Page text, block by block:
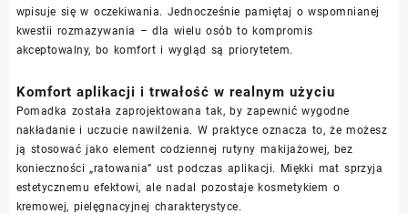
wpisuje się w oczekiwania. Jednocześnie pamiętaj o wspomnianej
kwestii rozmazywania – dla wielu osób to kompromis
akceptowalny, bo komfort i wygląd są priorytetem.
Komfort aplikacji i trwałość w realnym użyciu
Pomadka została zaprojektowana tak, by zapewnić wygodne
nakładanie i uczucie nawilżenia. W praktyce oznacza to, że możesz
ją stosować jako element codziennej rutyny makijażowej, bez
konieczności „ratowania” ust podczas aplikacji. Miękki mat sprzyja
estetycznemu efektowi, ale nadal pozostaje kosmetykiem o
kremowej, pielęgnacyjnej charakterystyce.